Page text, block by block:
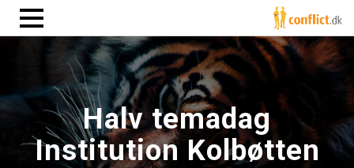
Halv temadag
Institution Kolbøtten